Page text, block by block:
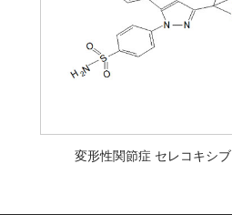
変形性関節症 セレコキシブ